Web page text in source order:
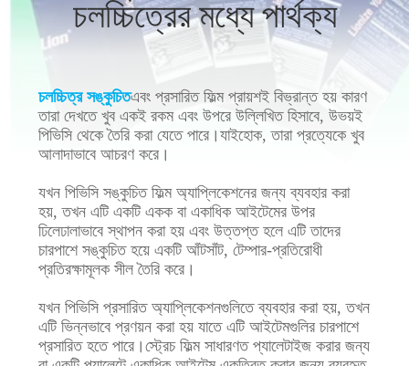
নিয়ন্ত্রণ
যোগাযোগ
জন্য
আবেদন
চলচ্চিত্রের মধ্যে পার্থক্য
চলচ্চিত্র সঙ্কুচিতএবং প্রসারিত ফিল্ম প্রায়শই বিভ্রান্ত হয় কারণ
তারা দেখতে খুব একই রকম এবং উপরে উল্লিখিত হিসাবে, উভয়ই
পিভিসি থেকে তৈরি করা যেতে পারে।যাইহোক, তারা প্রত্যেকে খুব
আলাদাভাবে আচরণ করে।
যখন পিভিসি সঙ্কুচিত ফিল্ম অ্যাপ্লিকেশনের জন্য ব্যবহার করা
হয়, তখন এটি একটি একক বা একাধিক আইটেমের উপর
ঢিলেঢালাভাবে স্থাপন করা হয় এবং উত্তপ্ত হলে এটি তাদের
চারপাশে সঙ্কুচিত হয়ে একটি আঁটসাঁট, টেম্পার-প্রতিরোধী
প্রতিরক্ষামূলক সীল তৈরি করে।
যখন পিভিসি প্রসারিত অ্যাপ্লিকেশনগুলিতে ব্যবহার করা হয়, তখন
এটি ভিন্নভাবে প্রণয়ন করা হয় যাতে এটি আইটেমগুলির চারপাশে
প্রসারিত হতে পারে।স্ট্রেচ ফিল্ম সাধারণত প্যালেটাইজ করার জন্য